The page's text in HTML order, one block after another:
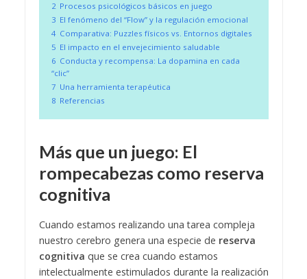
2 Procesos psicológicos básicos en juego
3 El fenómeno del “Flow” y la regulación emocional
4 Comparativa: Puzzles físicos vs. Entornos digitales
5 El impacto en el envejecimiento saludable
6 Conducta y recompensa: La dopamina en cada
“clic”
7 Una herramienta terapéutica
8 Referencias
Más que un juego: El
rompecabezas como reserva
cognitiva
Cuando estamos realizando una tarea compleja
nuestro cerebro genera una especie de reserva
cognitiva que se crea cuando estamos
intelectualmente estimulados durante la realización